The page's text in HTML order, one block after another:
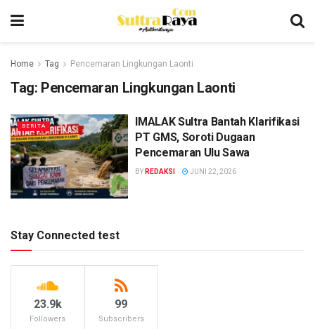
Home Tag Pencemaran Lingkungan Laonti
Tag: Pencemaran Lingkungan Laonti
BERITA
IMALAK Sultra Bantah Klarifikasi
PT GMS, Soroti Dugaan
Pencemaran Ulu Sawa
BY REDAKSI JUNI 22, 2026
Stay Connected test
23.9k
Followers
99
Subscribers